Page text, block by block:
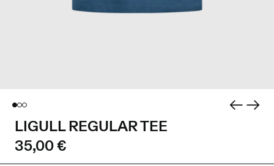
LIGULL REGULAR TEE
35,00 €